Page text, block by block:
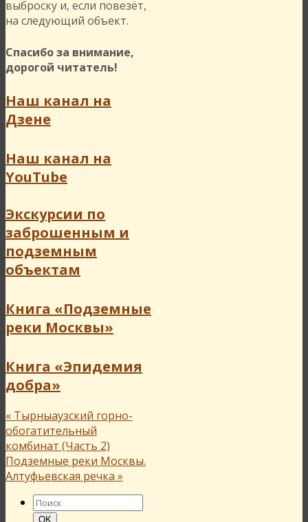
выброску и, если повезёт,
на следующий объект.
Спасибо за внимание,
дорогой читатель!
Наш канал на
Дзене
Наш канал на
YouTube
Экскурсии по
заброшенным и
подземным
объектам
Книга «Подземные
реки Москвы»
Книга «Эпидемия
добра»
« Тырныаузский горно-
обогатительный
комбинат (Часть 2)
Подземные реки Москвы.
Алтуфьевская речка »
Найти:
Поиск
OK